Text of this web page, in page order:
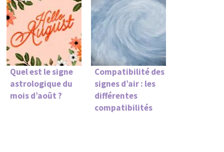
Quel est le signe
astrologique du
mois d’août ?
Compatibilité des
signes d’air : les
différentes
compatibilités